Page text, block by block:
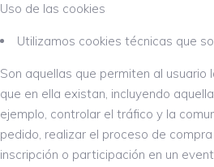
Uso de las cookies
Utilizamos cookies técnicas que
Son aquellas que permiten al
que en ella existan, incluyendo
ejemplo, controlar el tráfico y la
pedido, realizar el proceso de
inscripción o participación en un